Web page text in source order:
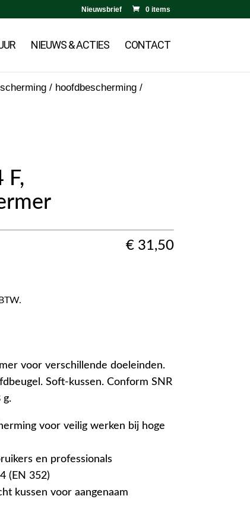
Nieuwsbrief 0 items
NIEUWS & ACTIES CONTACT
/ hoofdbescherming /
F,
€ 31,50
voor verschillende doeleinden.
Soft-kussen. Conform SNR
g.
voor veilig werken bij hoge
en professionals
(EN 352)
kussen voor aangenaam